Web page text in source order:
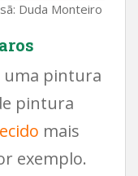
Duda Monteiro
uma pintura
pintura
mais
exemplo.